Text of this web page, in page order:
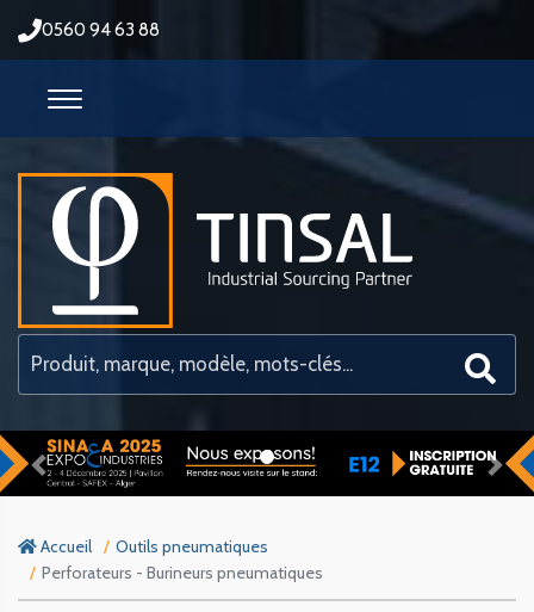
0560 94 63 88
Previous
Accueil
Outils pneumatiques
Perforateurs - Burineurs pneumatiques